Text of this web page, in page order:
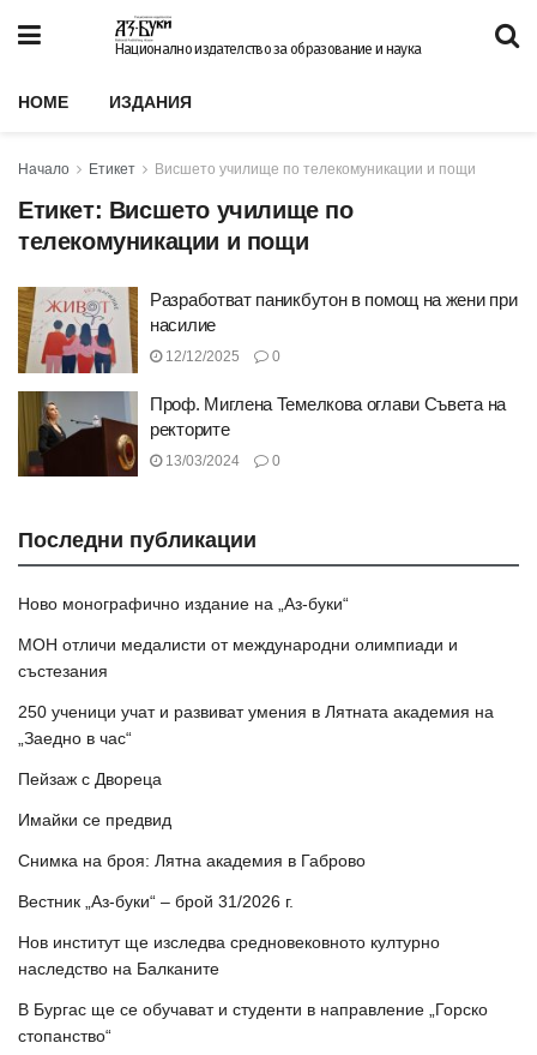
Национално издателство за образование и наука
HOME ИЗДАНИЯ
Начало Етикет Висшето училище по телекомуникации и пощи
Етикет: Висшето училище по
телекомуникации и пощи
Разработват паникбутон в помощ на жени при
насилие
12/12/2025 0
Проф. Миглена Темелкова оглави Съвета на
ректорите
13/03/2024 0
Последни публикации
Ново монографично издание на „Аз-буки“
МОН отличи медалисти от международни олимпиади и
състезания
250 ученици учат и развиват умения в Лятната академия на
„Заедно в час“
Пейзаж с Двореца
Имайки се предвид
Снимка на броя: Лятна академия в Габрово
Вестник „Аз-буки“ – брой 31/2026 г.
Нов институт ще изследва средновековното културно
наследство на Балканите
В Бургас ще се обучават и студенти в направление „Горско
стопанство“